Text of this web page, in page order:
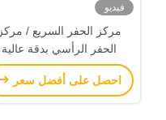
فيديو
مركز الحفر السريع / مركز
الحفر الرأسي بدقة عالية
احصل على أفضل سعر